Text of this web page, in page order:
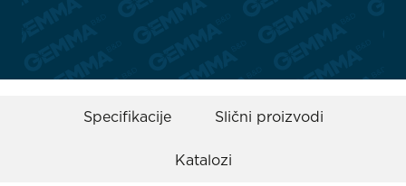
Specifikacije Slični proizvodi
Katalozi